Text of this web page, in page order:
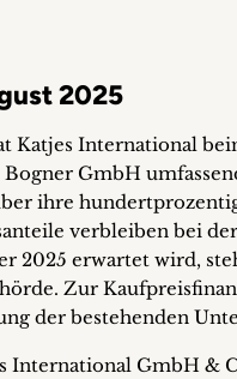
2025
Katjes International
GmbH
ihre
verbleiben bei
2025 erwartet wird,
Zur
der bestehenden
International GmbH &